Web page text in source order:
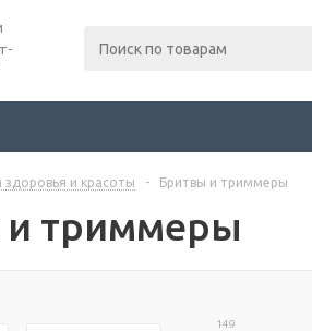
здоровья и красоты - Бритвы и триммеры
триммеры
149